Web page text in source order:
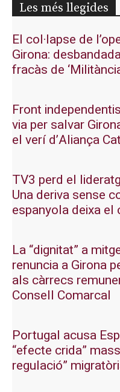
Les més llegides
El col·lapse de
Girona:
fracàs de
Front
via per salvar
el verí d’Aliança
TV3 perd el
Una deriva sense
espanyola deixa el
La “dignitat” a
renuncia a Girona
als càrrecs
Consell Comarcal
Portugal acusa
“efecte crida”
regulació”